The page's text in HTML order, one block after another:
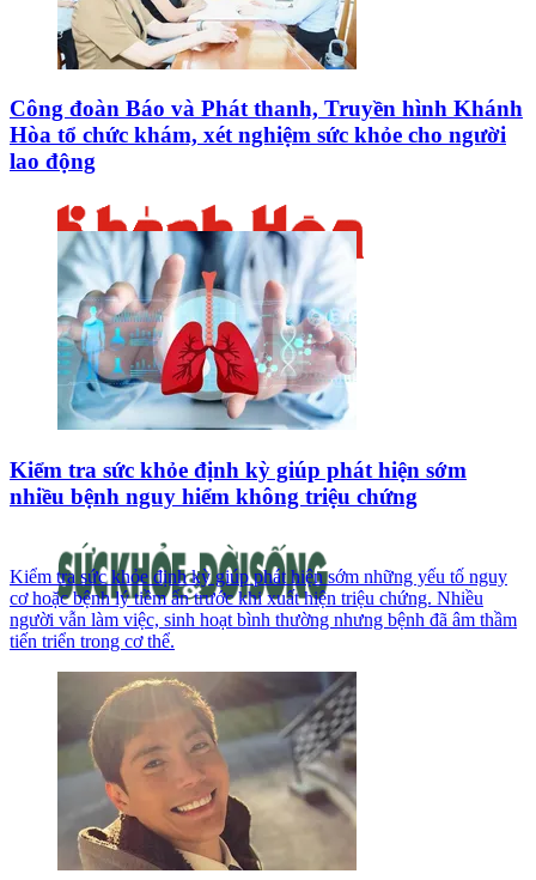
Công đoàn Báo và Phát thanh, Truyền hình Khánh
Hòa tổ chức khám, xét nghiệm sức khỏe cho người
lao động
Kiểm tra sức khỏe định kỳ giúp phát hiện sớm
nhiều bệnh nguy hiểm không triệu chứng
Kiểm tra sức khỏe định kỳ giúp phát hiện sớm những yếu tố nguy
cơ hoặc bệnh lý tiềm ẩn trước khi xuất hiện triệu chứng. Nhiều
người vẫn làm việc, sinh hoạt bình thường nhưng bệnh đã âm thầm
tiến triển trong cơ thể.